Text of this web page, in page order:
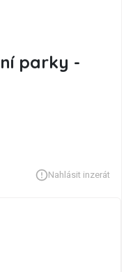
parky -
Nahlásit inzerát